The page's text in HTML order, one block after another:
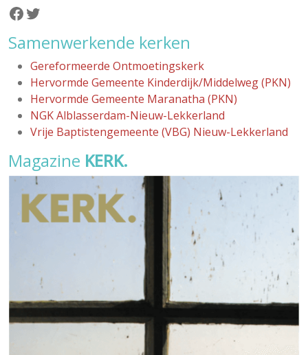
Facebook
Twitter
Samenwerkende kerken
Gereformeerde Ontmoetingskerk
Hervormde Gemeente Kinderdijk/Middelweg (PKN)
Hervormde Gemeente Maranatha (PKN)
NGK Alblasserdam-Nieuw-Lekkerland
Vrije Baptistengemeente (VBG) Nieuw-Lekkerland
Magazine KERK.